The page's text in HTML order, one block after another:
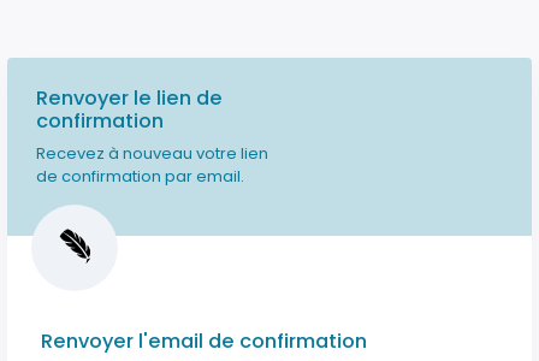
Renvoyer le lien de
confirmation
Recevez à nouveau votre lien
de confirmation par email.
Renvoyer l'email de confirmation